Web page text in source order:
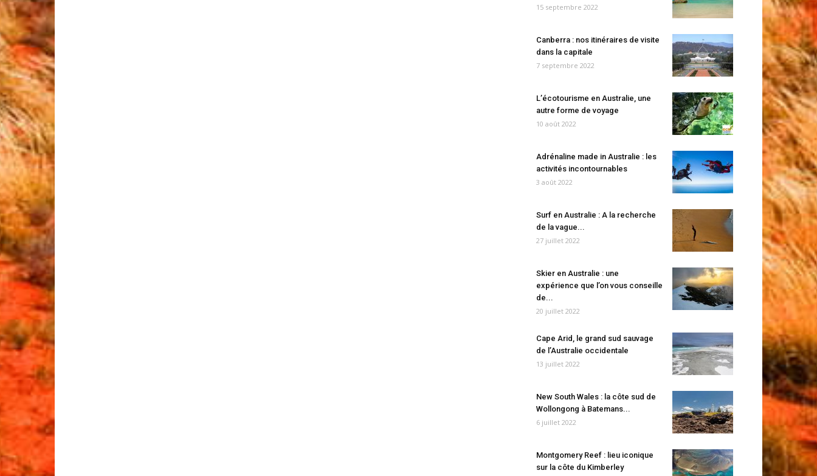
15 septembre 2022
Canberra : nos itinéraires de visite
dans la capitale
7 septembre 2022
L’écotourisme en Australie, une
autre forme de voyage
10 août 2022
Adrénaline made in Australie : les
activités incontournables
3 août 2022
Surf en Australie : A la recherche
de la vague...
27 juillet 2022
Skier en Australie : une
expérience que l’on vous conseille
de...
20 juillet 2022
Cape Arid, le grand sud sauvage
de l’Australie occidentale
13 juillet 2022
New South Wales : la côte sud de
Wollongong à Batemans...
6 juillet 2022
Montgomery Reef : lieu iconique
sur la côte du Kimberley